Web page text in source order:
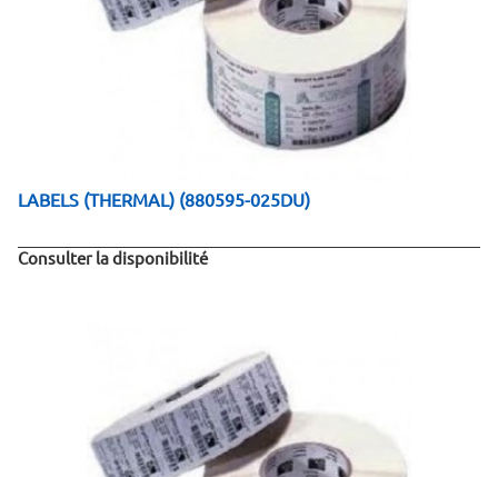
LABELS (THERMAL) (880595-025DU)
Consulter la disponibilité